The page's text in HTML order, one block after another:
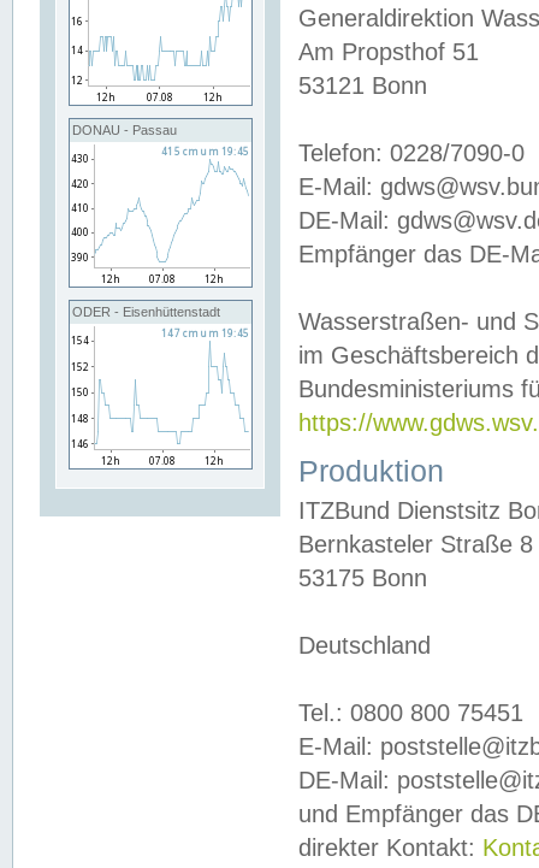
DONAU - Passau
ODER - Eisenhüttenstadt
Generaldirektion
Am Propsthof 51
53121 Bonn
Telefon: 0228/7090-0
E-Mail:
DE-Mail:
Empfänger das DE-
Wasserstraßen- und
im Geschäftsbereich
Bundesministeriums
https://
Produktion
ITZBund Dienstsitz
Bernkasteler Straße 8
53175 Bonn
Deutschland
Tel.: 0800 800 75451
E-Mail:
DE-Mail:
und Empfänger das
direkter Kontakt: